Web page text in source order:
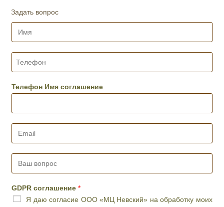
у
р
,
д
н
и
е
р
е
Задать вопрос
И
*
Т
е
ф
н
*
Телефон Имя соглашение
E
i
*
В
в
о
GDPR соглашение*
Я даю согласие ООО «МЦ Невский» на обработку моих